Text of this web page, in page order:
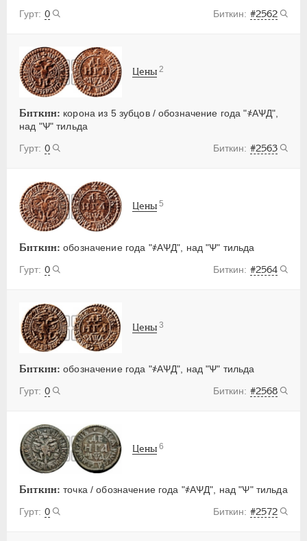
0 #2562
Биткин: корона из 5 зубцов / обозначение года "҂АѰД",
над "Ѱ" тильда
0
#2563
Цены 2
Биткин: обозначение года "҂АѰД", над "Ѱ" тильда
0
#2564
Цены 5
Биткин: обозначение года "҂АѰД", над "Ѱ" тильда
0
#2568
Цены 3
Биткин: точка / обозначение года "҂АѰД", над "Ѱ" тильда
0
#2572
Цены 6